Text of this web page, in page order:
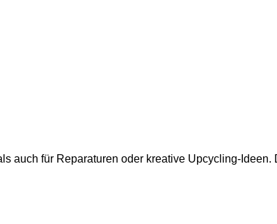
auch für Reparaturen oder kreative Upcycling-